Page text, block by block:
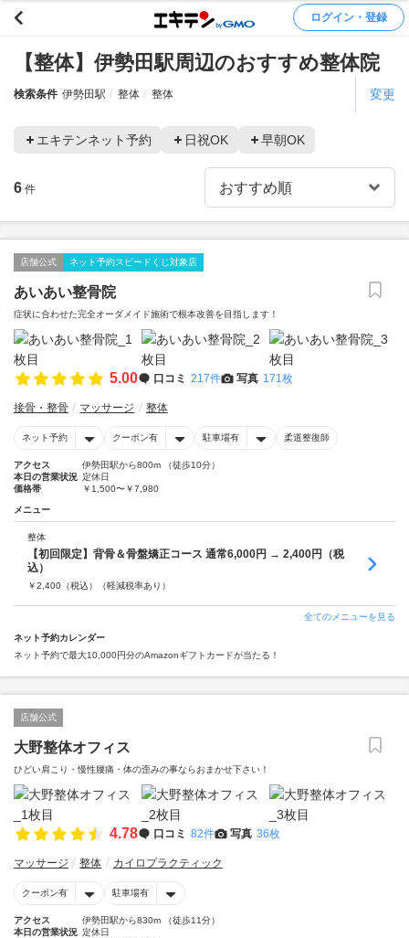
ログイン・登録
【整体】伊勢田駅周辺のおすすめ整体院
検索条件 伊勢田駅 整体 整体 変更
エキテンネット予約 日祝OK 早朝OK
6 件
店舗公式 ネット予約スピードくじ対象店
あいあい整骨院
症状に合わせた完全オーダメイド施術で根本改善を目指します！
5.00 口コミ 217件 写真 171枚
接骨・整骨 マッサージ 整体
ネット予約 クーポン有 駐車場有 柔道整復師
アクセス
伊勢田駅から800m （徒歩10分）
本日の営業状況 定休日
価格帯
￥1,500〜￥7,980
メニュー
整体
【初回限定】背骨＆骨盤矯正コース 通常6,000円 → 2,400円（税
込）
￥2,400 （税込） （軽減税率あり）
全てのメニューを見る
ネット予約カレンダー
ネット予約で最大10,000円分のAmazonギフトカードが当たる！
店舗公式
大野整体オフィス
ひどい肩こり・慢性腰痛・体の歪みの事ならおまかせ下さい！
4.78 口コミ 82件 写真 36枚
マッサージ 整体 カイロプラクティック
クーポン有 駐車場有
アクセス
伊勢田駅から830m （徒歩11分）
本日の営業状況 定休日